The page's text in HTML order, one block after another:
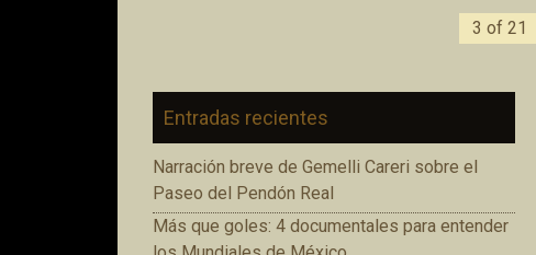
3 of 21
Entradas recientes
Narración breve de Gemelli Careri sobre el
Paseo del Pendón Real
Más que goles: 4 documentales para entender